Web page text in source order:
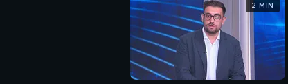
2 MIN